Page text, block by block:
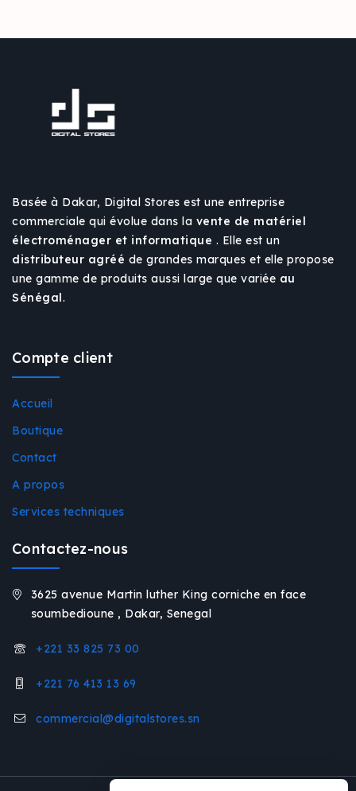
Basée à Dakar, Digital Stores est une entreprise
commerciale qui évolue dans la vente de matériel
électroménager et informatique . Elle est un
distributeur agréé de grandes marques et elle propose
une gamme de produits aussi large que variée au
Sénégal.
Compte client
Accueil
Boutique
Contact
A propos
Services techniques
Contactez-nous
3625 avenue Martin luther King corniche en face
soumbedioune , Dakar, Senegal
+221 33 825 73 00
+221 76 413 13 69
commercial@digitalstores.sn